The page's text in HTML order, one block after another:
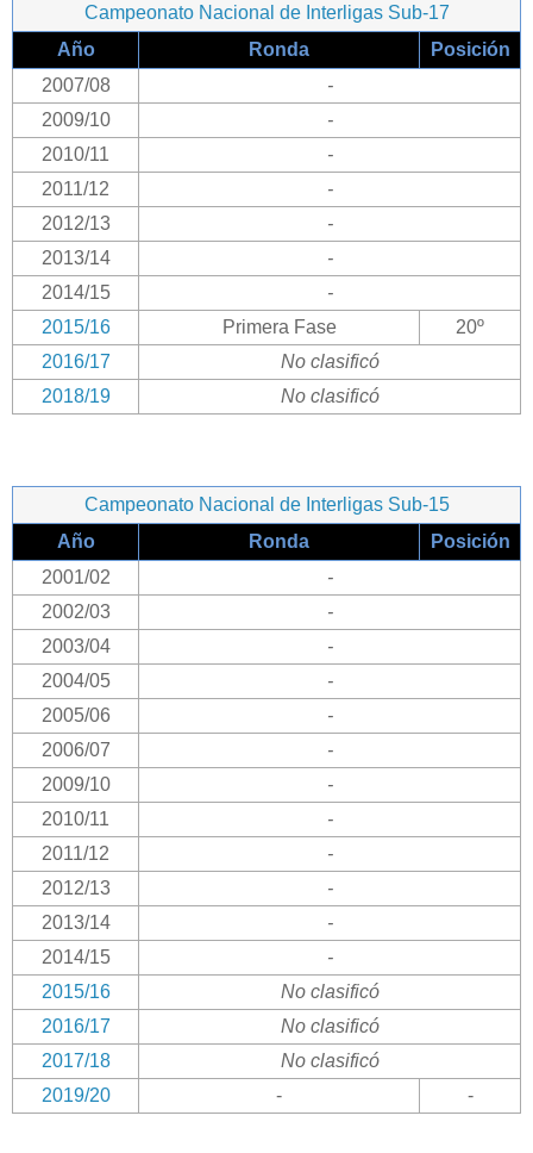
Campeonato Nacional de Interligas Sub-17
Año
Ronda
Posición
2007/08
-
2009/10
-
2010/11
-
2011/12
-
2012/13
-
2013/14
-
2014/15
-
2015/16
Primera Fase
20º
2016/17
No clasificó
2018/19
No clasificó
Campeonato Nacional de Interligas Sub-15
Año
Ronda
Posición
2001/02
-
2002/03
-
2003/04
-
2004/05
-
2005/06
-
2006/07
-
2009/10
-
2010/11
-
2011/12
-
2012/13
-
2013/14
-
2014/15
-
2015/16
No clasificó
2016/17
No clasificó
2017/18
No clasificó
2019/20
- -